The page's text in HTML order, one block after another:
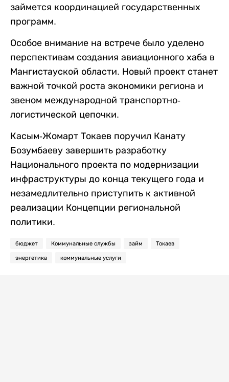
займется координацией государственных
программ.
Особое внимание на встрече было уделено
перспективам создания авиационного хаба в
Мангистауской области. Новый проект станет
важной точкой роста экономики региона и
звеном международной транспортно-
логистической цепочки.
Касым-Жомарт Токаев поручил Канату
Бозумбаеву завершить разработку
Национального проекта по модернизации
инфраструктуры до конца текущего года и
незамедлительно приступить к активной
реализации Концепции региональной
политики.
бюджет Коммунальные службы займ Токаев
энергетика коммунальные услуги